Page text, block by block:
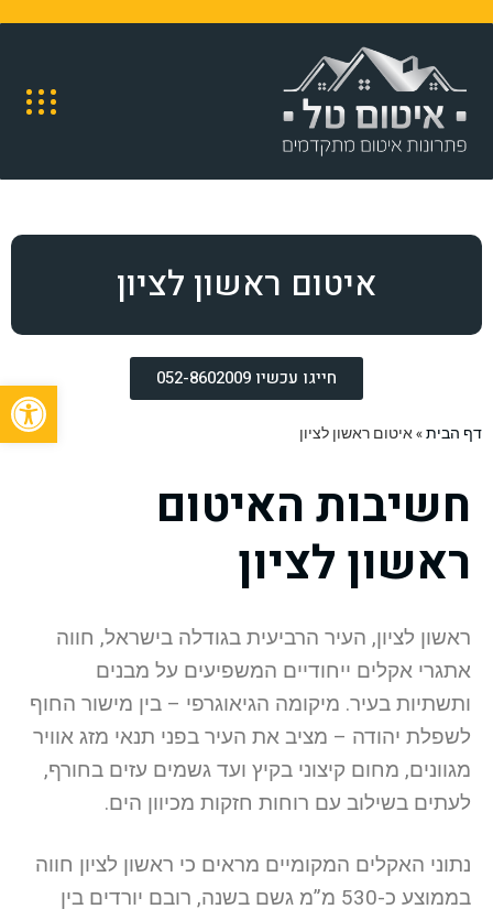
איטום ראשון לציון
חייגו עכשיו 052-8602009
דף הבית»איטום ראשון לציון
חשיבות האיטום
ראשון לציון
ראשון לציון, העיר הרביעית בגודלה בישראל, חווה
אתגרי אקלים ייחודיים המשפיעים על מבנים
ותשתיות בעיר. מיקומה הגיאוגרפי – בין מישור החוף
לשפלת יהודה – מציב את העיר בפני תנאי מזג אוויר
מגוונים, מחום קיצוני בקיץ ועד גשמים עזים בחורף,
לעתים בשילוב עם רוחות חזקות מכיוון הים.
נתוני האקלים המקומיים מראים כי ראשון לציון חווה
בממוצע כ-530 מ”מ גשם בשנה, רובם יורדים בין